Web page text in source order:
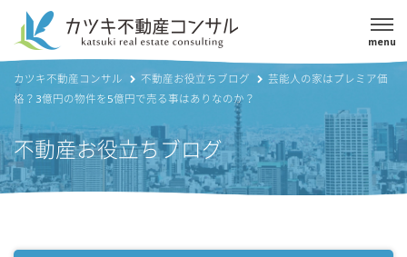
menu
カツキ不動産コンサル 不動産お役立ちブログ
芸能人の家はプレミア価
格？3億円の物件を5億円で売る事はありなのか？
不動産お役立ちブログ